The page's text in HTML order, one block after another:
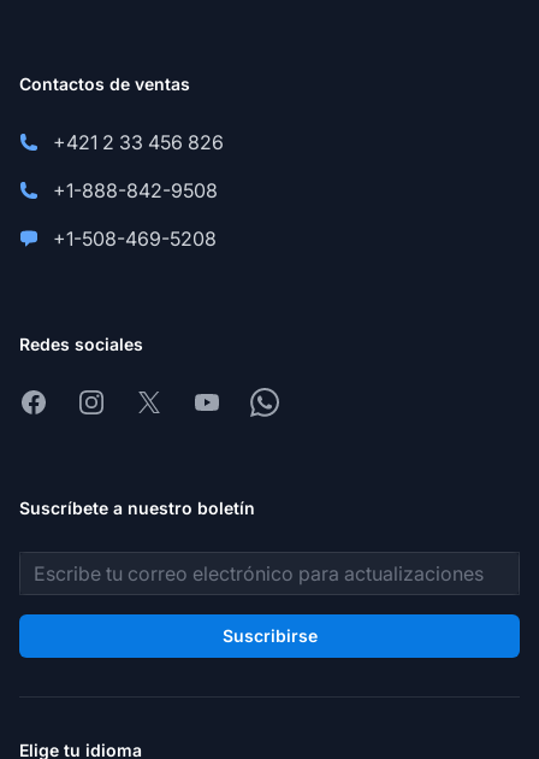
Contactos de ventas
+421 2 33 456 826
+1-888-842-9508
+1-508-469-5208
Redes sociales
FacebookInstagram
X YoutubeWhatsapp
Suscríbete a nuestro boletín
Dirección de correo electrónico
Suscribirse
Elige tu idioma